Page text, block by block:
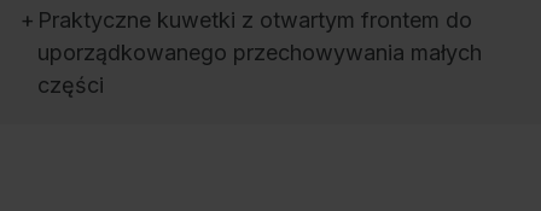
+ Praktyczne kuwetki z otwartym frontem do
uporządkowanego przechowywania małych
części